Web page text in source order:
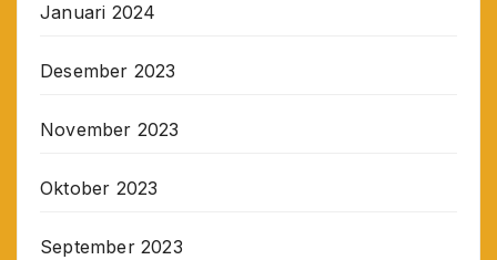
Januari 2024
Desember 2023
November 2023
Oktober 2023
September 2023